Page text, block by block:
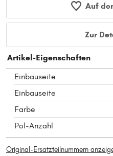
Auf
Zur
Artikel-Eigenschaften
Einbauseite
Einbauseite
Farbe
Pol-Anzahl
Original-Ersatzteilnummern